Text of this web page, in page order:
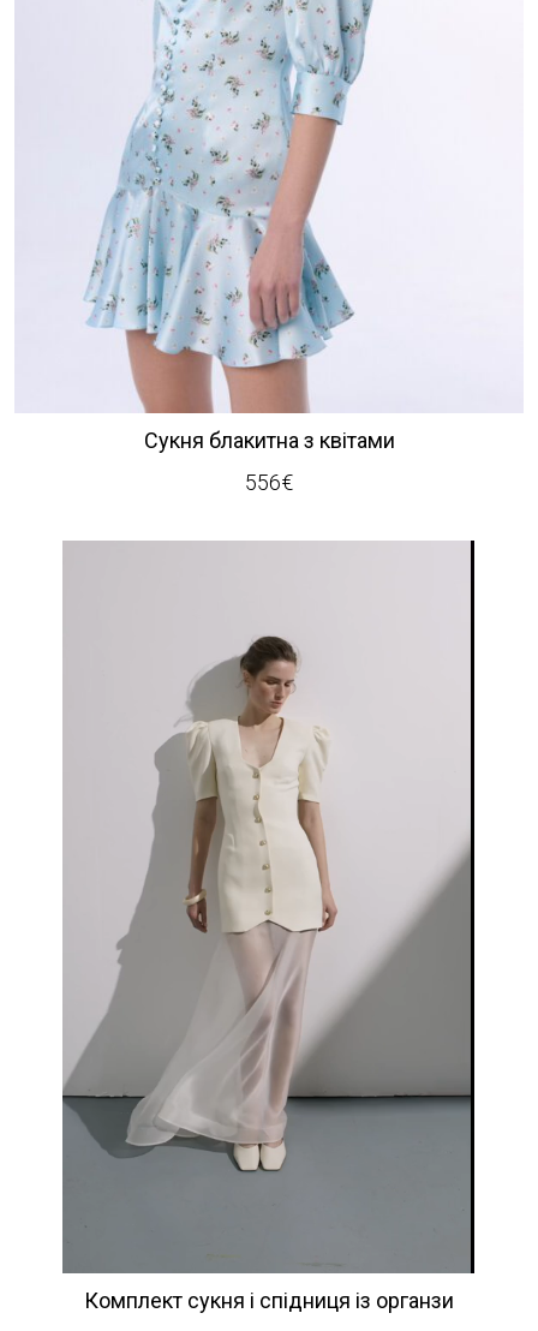
Сукня блакитна з квітами
556€
Комплект сукня і спідниця із органзи